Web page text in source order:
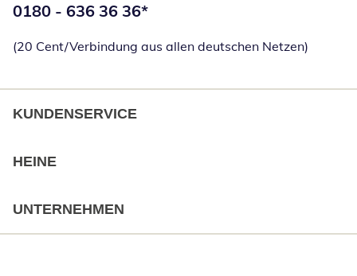
Telefonnummer:
0180 - 636 36 36*
(20 Cent/Verbindung aus allen deutschen Netzen)
KUNDENSERVICE
HEINE
UNTERNEHMEN